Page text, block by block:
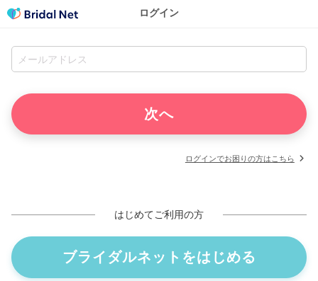
ログイン
ログインでお困りの方はこちら
はじめてご利用の方
ブライダルネットをはじめる